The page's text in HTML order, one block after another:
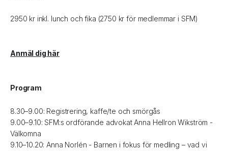
2950 kr inkl. lunch och fika (2750 kr för medlemmar i SFM)
Anmäl dig här
Program
8.30–9.00: Registrering, kaffe/te och smörgås
9.00–9.10: SFM:s ordförande advokat Anna Hellron Wikström -
Välkomna
9.10–10.20: Anna Norlén - Barnen i fokus för medling – vad vi